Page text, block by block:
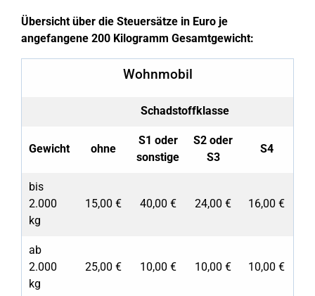
Übersicht über die Steuersätze in Euro je
angefangene 200 Kilogramm Gesamtgewicht:
Wohnmobil
Schadstoffklasse
Gewicht ohne
S1 oder
sonstige
S2 oder
S3
S4
bis
2.000
kg
15,00 € 40,00 € 24,00 € 16,00 €
ab
2.000
kg
25,00 € 10,00 € 10,00 € 10,00 €